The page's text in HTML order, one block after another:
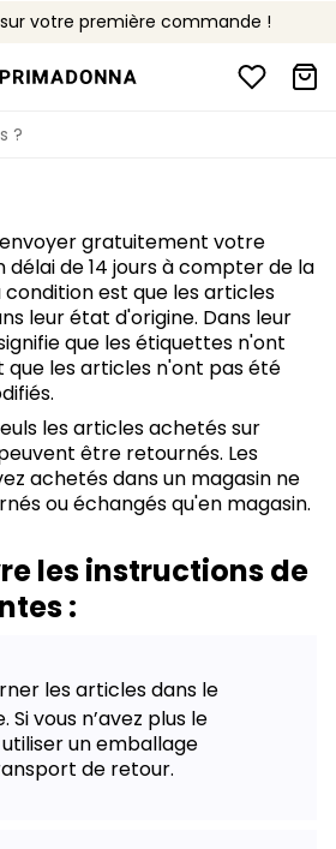
sur votre première commande !
gratuite à partir de 90€
Retours gratuits
?
gratuitement votre
de 14 jours à compter de la
condition est que les articles
leur état d'origine. Dans leur
que les étiquettes n'ont
que les articles n'ont pas été
les articles achetés sur
être retournés. Les
achetés dans un magasin ne
ou échangés qu'en magasin.
les instructions de
:
les articles dans le
Si vous n’avez plus le
un emballage
de retour.